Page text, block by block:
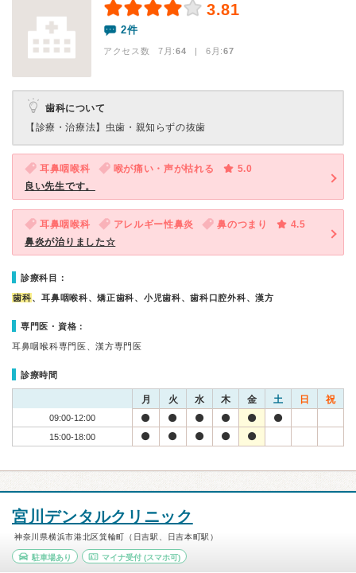
3.81
2件
アクセス数 7月:64 | 6月:67
歯科について
【診療・治療法】 虫歯・親知らずの抜歯
耳鼻咽喉科 喉が痛い・声が枯れる
5.0
良い先生です。
耳鼻咽喉科 アレルギー性鼻炎 鼻のつまり
4.5
鼻炎が治りました☆
診療科目：
歯科、耳鼻咽喉科、矯正歯科、小児歯科、歯科口腔外科、漢方
専門医・資格：
耳鼻咽喉科専門医、漢方専門医
診療時間
月 火 水 木 金 土 日 祝
09:00-12:00
15:00-18:00
宮川デンタルクリニック
神奈川県横浜市港北区箕輪町（日吉駅、日吉本町駅）
駐車場あり マイナ受付(スマホ可)